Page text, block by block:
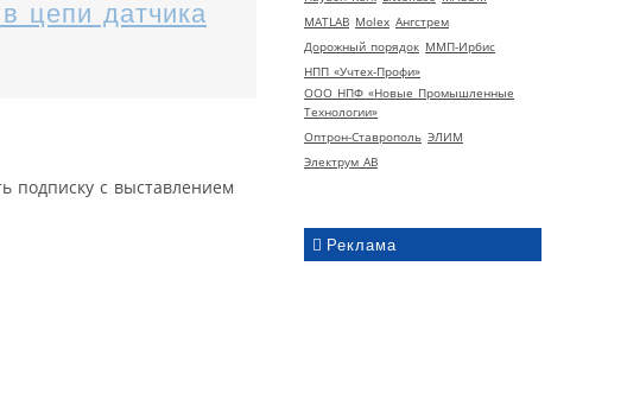
MATLAB Molex Ангстрем
Дорожный порядок ММП-Ирбис
НПП «Учтех-Профи»
ООО НПФ «Новые Промышленные
Технологии»
Оптрон-Ставрополь ЭЛИМ
Электрум АВ
Реклама
цепи датчика
подписку с выставлением